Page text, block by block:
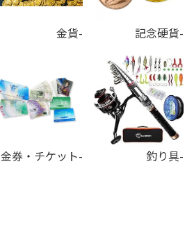
金貨- 記念硬貨-
金券・チケット- 釣り具-